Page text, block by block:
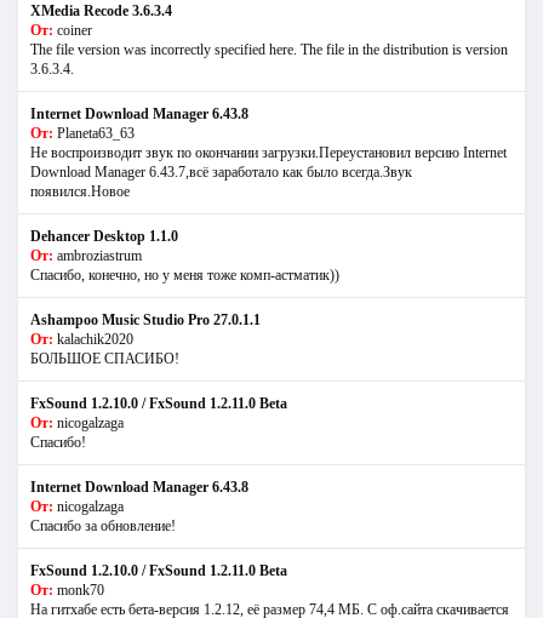
XMedia Recode 3.6.3.4
От: coiner
The file version was incorrectly specified here. The file in the distribution is version
3.6.3.4.
Internet Download Manager 6.43.8
От: Planeta63_63
Не воспроизводит звук по окончании загрузки.Переустановил версию Internet
Download Manager 6.43.7,всё заработало как было всегда.Звук
появился.Новое
Dehancer Desktop 1.1.0
От: ambroziastrum
Спасибо, конечно, но у меня тоже комп-астматик))
Ashampoo Music Studio Pro 27.0.1.1
От: kalachik2020
БОЛЬШОЕ СПАСИБО!
FxSound 1.2.10.0 / FxSound 1.2.11.0 Beta
От: nicogalzaga
Спасибо!
Internet Download Manager 6.43.8
От: nicogalzaga
Спасибо за обновление!
FxSound 1.2.10.0 / FxSound 1.2.11.0 Beta
От: monk70
На гитхабе есть бета-версия 1.2.12, её размер 74,4 МБ. С оф.сайта скачивается